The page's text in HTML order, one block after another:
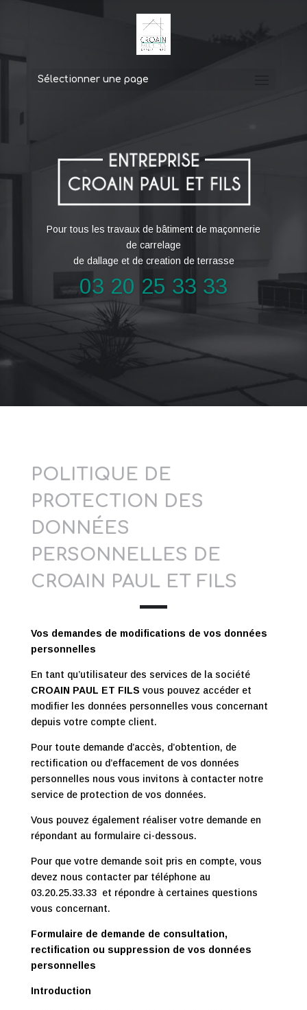
Sélectionner une page
Pour tous les travaux de bâtiment de maçonnerie
de carrelage
de dallage et de creation de terrasse
03 20 25 33 33
POLITIQUE DE
PROTECTION DES
DONNÉES
PERSONNELLES DE
CROAIN PAUL ET FILS
Vos demandes de modifications de vos données
personnelles
En tant qu’utilisateur des services de la société
CROAIN PAUL ET FILS vous pouvez accéder et
modifier les données personnelles vous concernant
depuis votre compte client.
Pour toute demande d’accès, d’obtention, de
rectification ou d’effacement de vos données
personnelles nous vous invitons à contacter notre
service de protection de vos données.
Vous pouvez également réaliser votre demande en
répondant au formulaire ci-dessous.
Pour que votre demande soit pris en compte, vous
devez nous contacter par téléphone au
03.20.25.33.33 et répondre à certaines questions
vous concernant.
Formulaire de demande de consultation,
rectification ou suppression de vos données
personnelles
Introduction